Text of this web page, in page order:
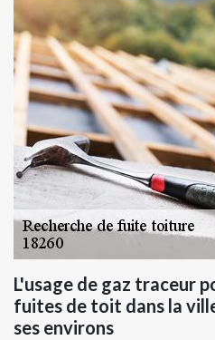
L'usage de gaz traceur
fuites de toit dans la
ses environs